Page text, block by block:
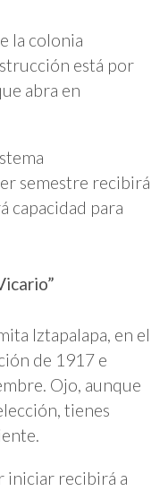
la colonia
está por
abra en
semestre recibirá
capacidad para
Iztapalapa, en el
de 1917 e
Ojo, aunque
tienes
iniciar recibirá a